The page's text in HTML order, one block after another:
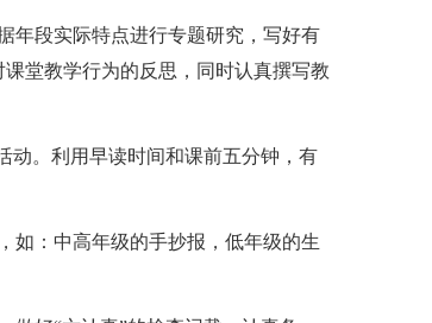
段实际特点进行专题研究，写好有
堂教学行为的反思，同时认真撰写教
。利用早读时间和课前五分钟，有
：中高年级的手抄报，低年级的生